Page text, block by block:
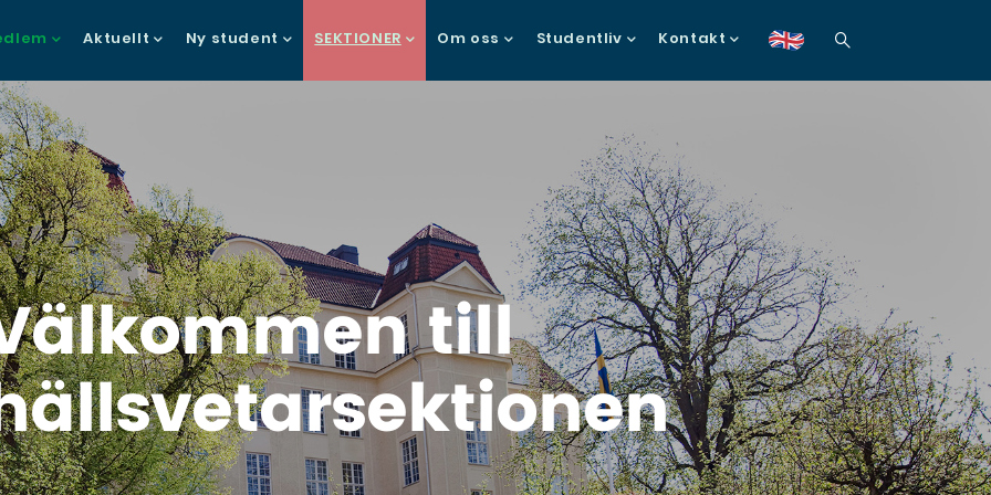
Aktuellt Ny student SEKTIONER Om oss Studentliv Kontakt
en
till